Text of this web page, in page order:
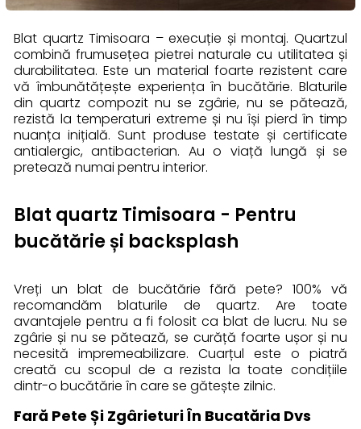
Blat quartz Timisoara – execuție și montaj. Quartzul
combină frumusețea pietrei naturale cu utilitatea și
durabilitatea. Este un material foarte rezistent care
vă îmbunătățește experiența în bucătărie. Blaturile
din quartz compozit nu se zgârie, nu se pătează,
rezistă la temperaturi extreme și nu își pierd în timp
nuanța inițială. Sunt produse testate și certificate
antialergic, antibacterian. Au o viață lungă și se
pretează numai pentru interior.
Blat quartz Timisoara - Pentru
bucătărie și backsplash
Vreți un blat de bucătărie fără pete? 100% vă
recomandăm blaturile de quartz. Are toate
avantajele pentru a fi folosit ca blat de lucru. Nu se
zgârie și nu se pătează, se curăță foarte ușor și nu
necesită impremeabilizare. Cuarțul este o piatră
creată cu scopul de a rezista la toate condițiile
dintr-o bucătărie în care se gătește zilnic.
Fară Pete Și Zgârieturi În Bucatăria Dvs